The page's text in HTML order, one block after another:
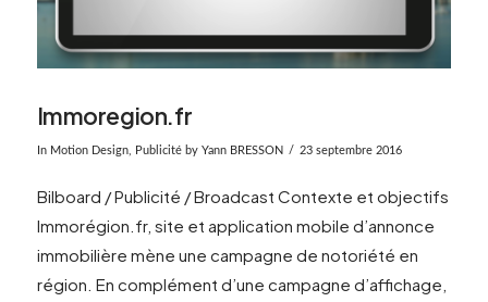
Immoregion.fr
In Motion Design, Publicitéby Yann BRESSON 23 septembre 2016
Bilboard / Publicité / Broadcast Contexte et objectifs
Immorégion.fr, site et application mobile d’annonce
immobilière mène une campagne de notoriété en
région. En complément d’une campagne d’affichage,